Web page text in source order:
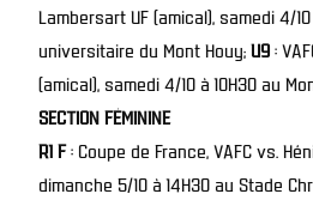
Lambersart UF (amical), samedi 4/
universitaire du Mont Houy; U9 :
(amical), samedi 4/10 à 10H30 au
SECTION FÉMININE
R1 F: Coupe de France, VAFC vs.
dimanche 5/10 à 14H30 au Stade